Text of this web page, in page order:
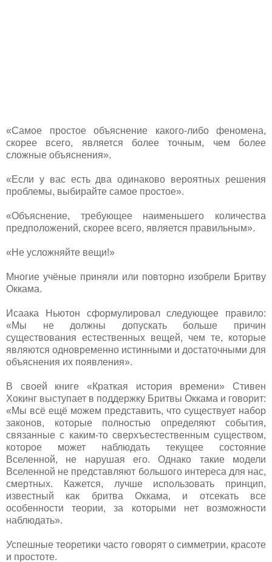
«Самое простое объяснение какого-либо феномена,
скорее всего, является более точным, чем более
сложные объяснения».
«Если у вас есть два одинаково вероятных решения
проблемы, выбирайте самое простое».
«Объяснение, требующее наименьшего количества
предположений, скорее всего, является правильным».
«Не усложняйте вещи!»
Многие учёные приняли или повторно изобрели Бритву
Оккама.
Исаака Ньютон сформулировал следующее правило:
«Мы не должны допускать больше причин
существования естественных вещей, чем те, которые
являются одновременно истинными и достаточными для
объяснения их появления».
В своей книге «Краткая история времени» Стивен
Хокинг выступает в поддержку Бритвы Оккама и говорит:
«Мы всё ещё можем представить, что существует набор
законов, которые полностью определяют события,
связанные с каким-то сверхъестественным существом,
которое может наблюдать текущее состояние
Вселенной, не нарушая его. Однако такие модели
Вселенной не представляют большого интереса для нас,
смертных. Кажется, лучше использовать принцип,
известный как бритва Оккама, и отсекать все
особенности теории, за которыми нет возможности
наблюдать».
Успешные теоретики часто говорят о симметрии, красоте
и простоте.